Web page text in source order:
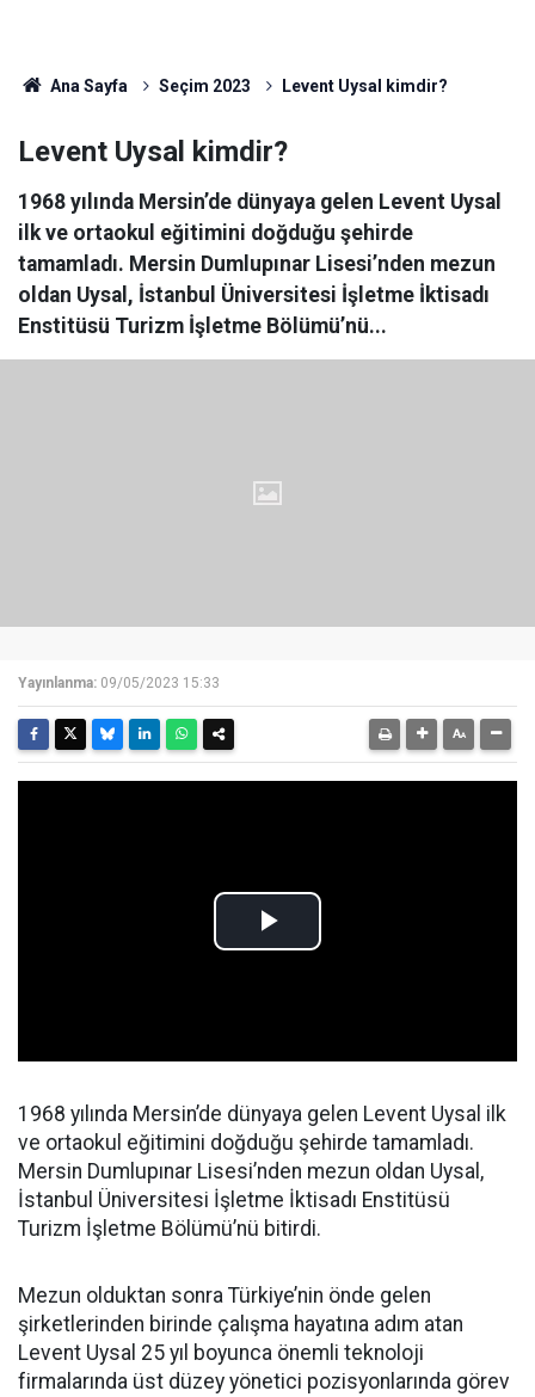
Ana Sayfa Seçim 2023 Levent Uysal kimdir?
Levent Uysal kimdir?
1968 yılında Mersin’de dünyaya gelen Levent Uysal
ilk ve ortaokul eğitimini doğduğu şehirde
tamamladı. Mersin Dumlupınar Lisesi’nden mezun
oldan Uysal, İstanbul Üniversitesi İşletme İktisadı
Enstitüsü Turizm İşletme Bölümü’nü...
Yayınlanma: 09/05/2023 15:33
1968 yılında Mersin’de dünyaya gelen Levent Uysal ilk
ve ortaokul eğitimini doğduğu şehirde tamamladı.
Mersin Dumlupınar Lisesi’nden mezun oldan Uysal,
İstanbul Üniversitesi İşletme İktisadı Enstitüsü
Turizm İşletme Bölümü’nü bitirdi.
Mezun olduktan sonra Türkiye’nin önde gelen
şirketlerinden birinde çalışma hayatına adım atan
Levent Uysal 25 yıl boyunca önemli teknoloji
firmalarında üst düzey yönetici pozisyonlarında görev